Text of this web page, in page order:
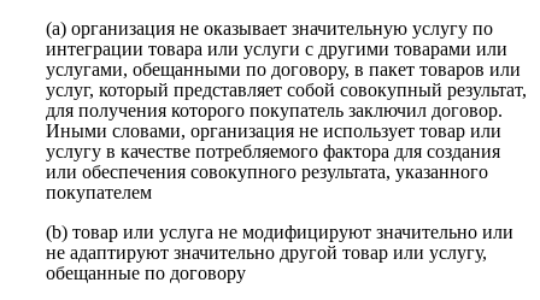
(a) организация не оказывает значительную услугу по
интеграции товара или услуги с другими товарами или
услугами, обещанными по договору, в пакет товаров или
услуг, который представляет собой совокупный результат,
для получения которого покупатель заключил договор.
Иными словами, организация не использует товар или
услугу в качестве потребляемого фактора для создания
или обеспечения совокупного результата, указанного
покупателем
(b) товар или услуга не модифицируют значительно или
не адаптируют значительно другой товар или услугу,
обещанные по договору